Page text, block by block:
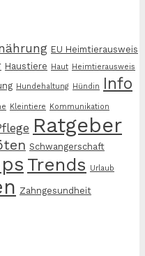
EU Heimtierausweis
Haustiere Haut Heimtierausweis
Hundehaltung Hündin Info
Kleintiere Kommunikation
Ratgeber
Schwangerschaft
Trends Urlaub
Zahngesundheit